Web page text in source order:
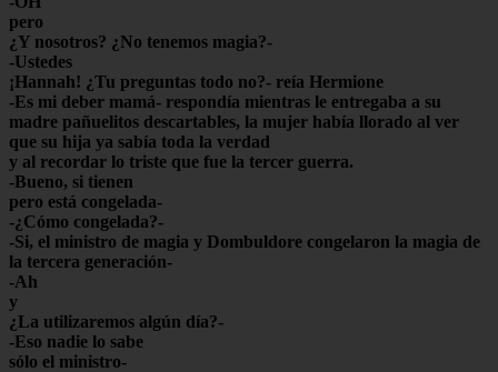
pero
¿Y nosotros? ¿No tenemos magia?-
-Ustedes
¡Hannah! ¿Tu preguntas todo no?- reía Hermione
-Es mi deber mamá- respondía mientras le entregaba a su
madre pañuelitos descartables, la mujer había llorado al ver
que su hija ya sabía toda la verdad
y al recordar lo triste que fue la tercer guerra.
-Bueno, si tienen
pero está congelada-
-¿Cómo congelada?-
-Si, el ministro de magia y Dombuldore congelaron la magia de
la tercera generación-
-Ah
y
¿La utilizaremos algún día?-
-Eso nadie lo sabe
sólo el ministro-